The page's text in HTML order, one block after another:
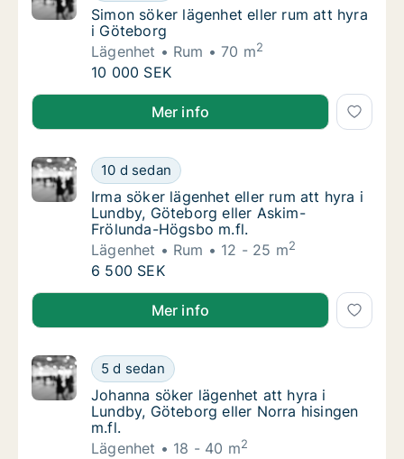
Simon söker lägenhet eller rum att hyra i
Simon söker lägenhet eller rum att hyra
i Göteborg
Lägenhet
Rum 70 m2
Simon söker lägenhet eller rum att hyra i
10 000 SEK
Simon söker lägenhet eller rum att hyra i Göteborg
Mer info
Irma söker lägenhet eller rum att hyra i
10 d sedan
Irma söker lägenhet eller rum att hyra i
Irma söker lägenhet eller rum att hyra i
Lundby, Göteborg eller Askim-
Frölunda-Högsbo m.fl.
Lägenhet
Rum 12 - 25 m2
Irma söker lägenhet eller rum att hyra i
6 500 SEK
Irma söker lägenhet eller rum att hyra i Lundby,
Mer info
Johanna söker lägenhet att hyra i Lundby,
5 d sedan
Johanna söker lägenhet att hyra i Lundby,
Johanna söker lägenhet att hyra i
Lundby, Göteborg eller Norra hisingen
m.fl.
Lägenhet
18 - 40 m2